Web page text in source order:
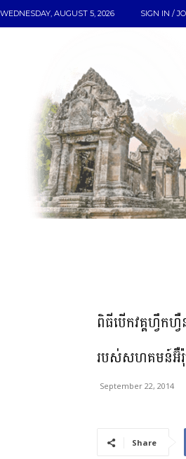
WEDNESDAY, AUGUST 5, 2026 SIGN IN /
ពិធី​បើក​វគ្គ​ហ្វឹក​
របស់​សហ​គមន៍​អ៊ឺ​
September 22, 2014
Share